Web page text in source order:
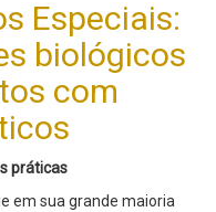
Especiais:
biológicos
com
práticas
em sua grande maioria